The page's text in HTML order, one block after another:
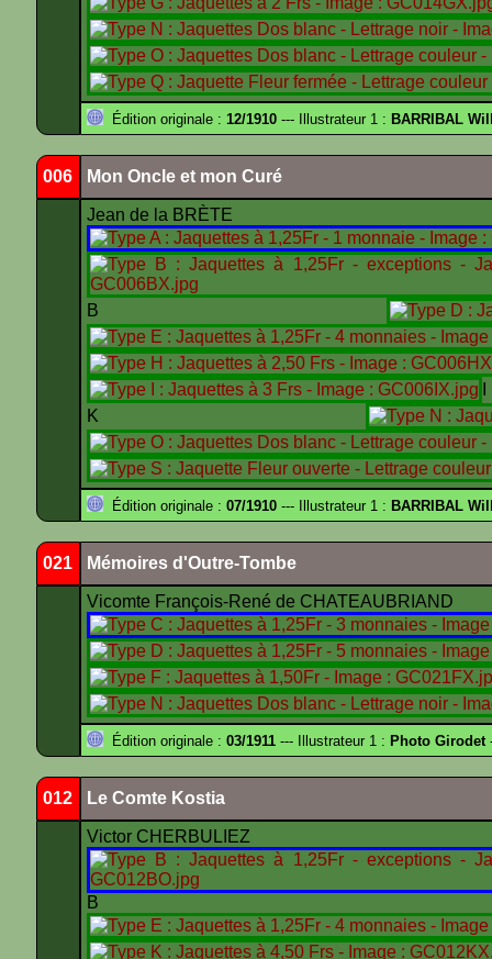
Édition originale : 12/1910 --- Illustrateur 1 : BARRIBAL
006 Mon Oncle et mon Curé
Jean de la BRÈTE
B
K
Édition originale : 07/1910 --- Illustrateur 1 : BARRIBAL
021 Mémoires d'Outre-Tombe
Vicomte François-René de CHATEAUBRIAND
Édition originale : 03/1911 --- Illustrateur 1 : Photo Girodet
012 Le Comte Kostia
Victor CHERBULIEZ
B